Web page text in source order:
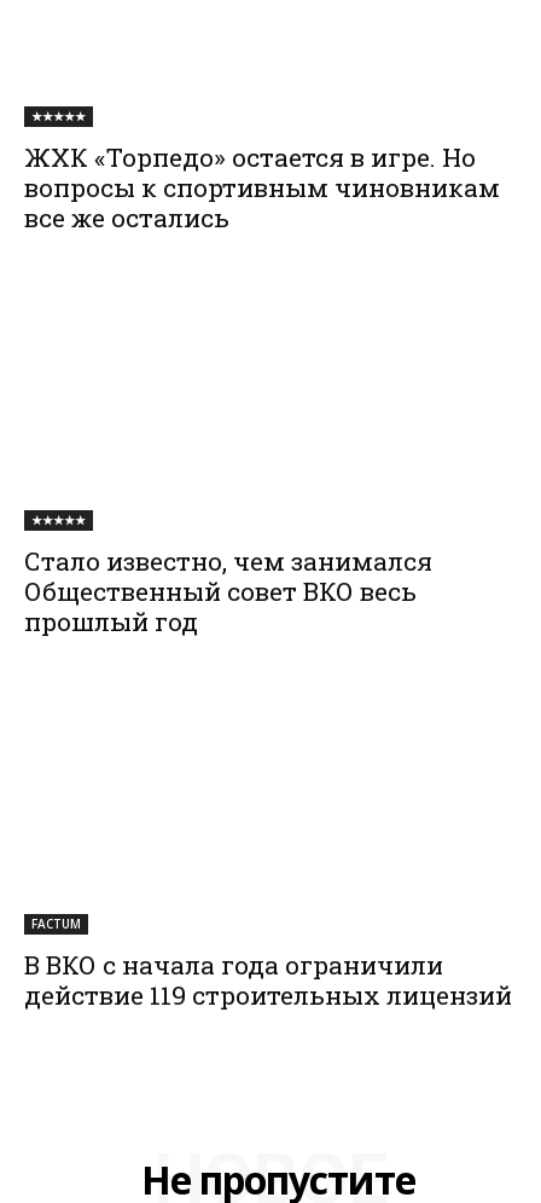
★★★★★
ЖХК «Торпедо» остается в игре. Но
вопросы к спортивным чиновникам
все же остались
★★★★★
Стало известно, чем занимался
Общественный совет ВКО весь
прошлый год
FACTUM
В ВКО с начала года ограничили
действие 119 строительных лицензий
Не пропустите
НОВОЕ